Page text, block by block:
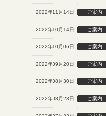
2022年11月14日 ご案内
2022年10月14日 ご案内
2022年10月06日 ご案内
2022年09月20日 ご案内
2022年08月30日 ご案内
2022年08月23日 ご案内